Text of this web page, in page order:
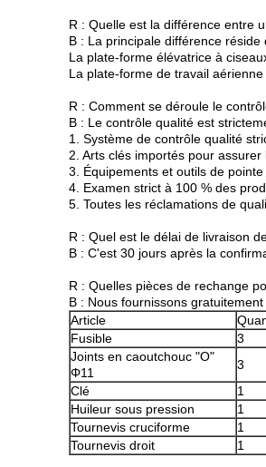
R : Quelle est la différence entre
B : La principale différence
La plate-forme élévatrice à
La plate-forme de travail
R : Comment se déroule le
B : Le contrôle qualité est
1. Système de contrôle qualité
2. Arts clés importés pour
3. Équipements et outils de
4. Examen strict à 100 % des
5. Toutes les réclamations de
R : Quel est le délai de livraison
B : C'est 30 jours après la
R : Quelles pièces de rechange
B : Nous fournissons
Article
Fusible
3
Joints en caoutchouc "O"
Φ11
3
Clé
1
Huileur sous pression
1
Tournevis cruciforme
1
Tournevis droit
1